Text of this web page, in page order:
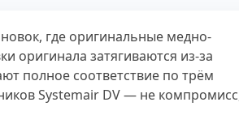
где оригинальные медно-
оригинала затягиваются из-за
полное соответствие по трём
Systemair DV — не